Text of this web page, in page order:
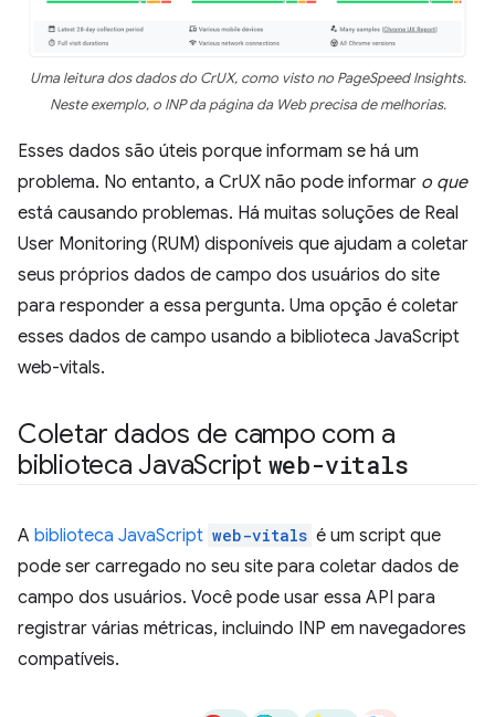
Uma leitura dos dados do CrUX, como visto no PageSpeed Insights.
Neste exemplo, o INP da página da Web precisa de melhorias.
Esses dados são úteis porque informam se há um
problema. No entanto, a CrUX não pode informar o que
está causando problemas. Há muitas soluções de Real
User Monitoring (RUM) disponíveis que ajudam a coletar
seus próprios dados de campo dos usuários do site
para responder a essa pergunta. Uma opção é coletar
esses dados de campo usando a biblioteca JavaScript
web-vitals.
Coletar dados de campo com a
biblioteca JavaScript web-vitals
A biblioteca JavaScript web-vitals é um script que
pode ser carregado no seu site para coletar dados de
campo dos usuários. Você pode usar essa API para
registrar várias métricas, incluindo INP em navegadores
compatíveis.